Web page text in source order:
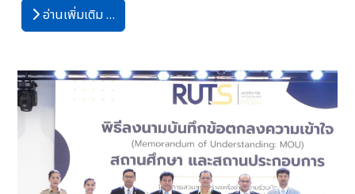
อ่านเพิ่มเติม …